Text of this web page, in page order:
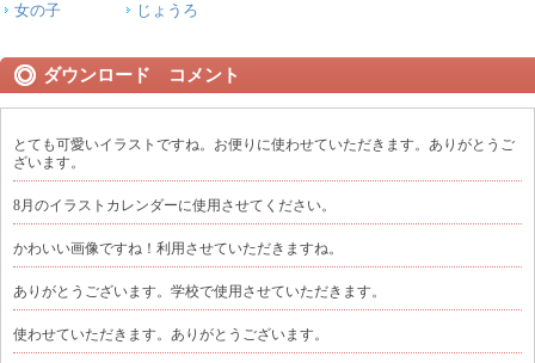
女の子
じょうろ
ダウンロード コメント
とても可愛いイラストですね。お便りに使わせていただきます。ありがとうご
ざいます。
8月のイラストカレンダーに使用させてください。
かわいい画像ですね！利用させていただきますね。
ありがとうございます。学校で使用させていただきます。
使わせていただきます。ありがとうございます。